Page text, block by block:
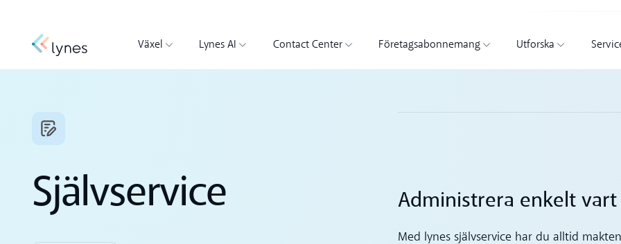
Växel Lynes AI Contact Center Företagsabonnemang Utforska
Självservice Administrera enkelt
Med lynes självservice har du alltid